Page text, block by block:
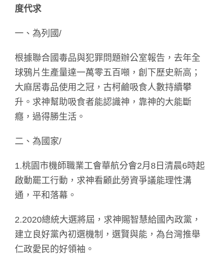
度代求
一、為列國/
根據聯合國毒品與犯罪問題辦公室報告，去年全
球鴉片生產量達一萬零五百噸，創下歷史新高；
大麻居毒品使用之冠，古柯鹼吸食人數持續攀
升。求神幫助吸食者能認識神，靠神的大能斷
癮，過得勝生活。
二、為國家/
1.桃園市機師職業工會華航分會2月8日清晨6時起
啟動罷工行動，求神看顧此勞資爭議能理性溝
通，平和落幕。
2.2020總統大選將屆，求神賜智慧給國內政黨，
建立良好黨內初選機制，選賢與能，為台灣推舉
仁政愛民的好領袖。